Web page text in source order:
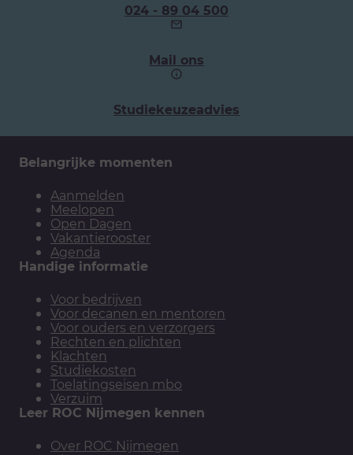
Ons
telefoonnummer:
024 - 89 04 500
Mail ons
Studiekeuzeadvies
Belangrijke momenten
Aanmelden
Meelopen
Open Dagen
Vakantierooster
Agenda
Handige informatie
Voor bedrijven
Voor decanen en mentoren
Voor ouders en verzorgers
Rechten en plichten
Klachten
Studiekosten
Toelatingseisen mbo
Verzuim
Leer ROC Nijmegen kennen
Over ROC Nijmegen